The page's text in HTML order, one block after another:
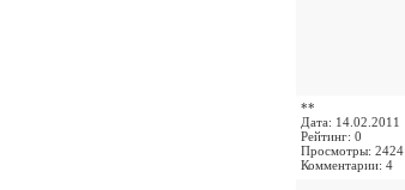
**
Дата: 14.02.2011
Рейтинг: 0
Просмотры: 2424
Комментарии: 4